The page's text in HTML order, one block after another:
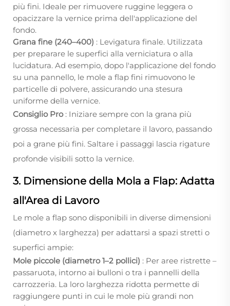
più fini. Ideale per rimuovere ruggine leggera o
opacizzare la vernice prima dell'applicazione del
fondo.
Grana fine (240–400) : Levigatura finale. Utilizzata
per preparare le superfici alla verniciatura o alla
lucidatura. Ad esempio, dopo l'applicazione del fondo
su una pannello, le mole a flap fini rimuovono le
particelle di polvere, assicurando una stesura
uniforme della vernice.
Consiglio Pro : Iniziare sempre con la grana più
grossa necessaria per completare il lavoro, passando
poi a grane più fini. Saltare i passaggi lascia rigature
profonde visibili sotto la vernice.
3. Dimensione della Mola a Flap: Adatta
all'Area di Lavoro
Le mole a flap sono disponibili in diverse dimensioni
(diametro x larghezza) per adattarsi a spazi stretti o
superfici ampie:
Mole piccole (diametro 1–2 pollici) : Per aree ristrette –
passaruota, intorno ai bulloni o tra i pannelli della
carrozzeria. La loro larghezza ridotta permette di
raggiungere punti in cui le mole più grandi non